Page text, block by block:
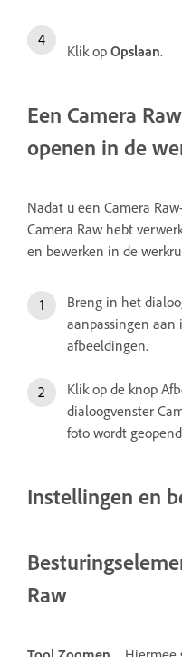
Klik op Opslaan.
Een Camera
openen in de
Nadat u een Camera
Camera Raw hebt
en bewerken in de
Breng in het
aanpassingen aan
afbeeldingen.
Klik op de knop
dialoogvenster
foto wordt
Instellingen en
Raw